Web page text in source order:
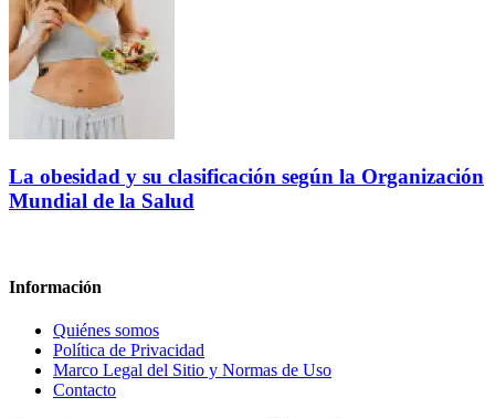
La obesidad y su clasificación según la Organización
Mundial de la Salud
Información
Quiénes somos
Política de Privacidad
Marco Legal del Sitio y Normas de Uso
Contacto